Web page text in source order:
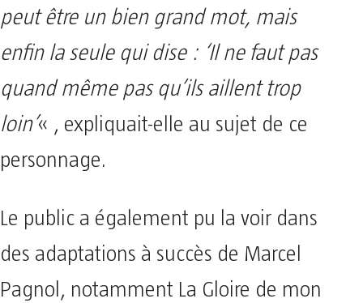
peut être un bien grand mot, mais
enfin la seule qui dise : ‘Il ne faut pas
quand même pas qu’ils aillent trop
loin’« , expliquait-elle au sujet de ce
personnage.
Le public a également pu la voir dans
des adaptations à succès de Marcel
Pagnol, notamment La Gloire de mon